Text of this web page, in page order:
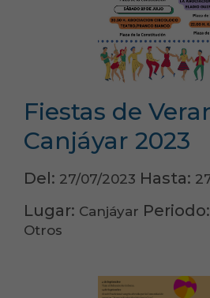
Fiestas de
Canjáyar 2023
Del: 27/07/2023 Hasta:
Lugar: Canjáyar Periodo:
Otros